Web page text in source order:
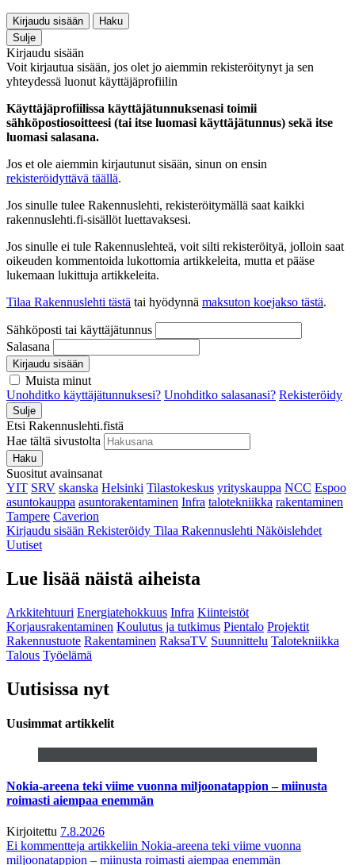
Kirjaudu sisään
Haku
Sulje
Kirjaudu sisään
Voit kirjautua sisään, jos olet jo aiemmin rekisteröitynyt ja sen
yhteydessä luonut käyttäjäprofiilin
Käyttäjäprofiilissa käyttäjätunnuksenasi toimii
sähköpostiosoitteesi (tai itse luomasi käyttäjätunnus) sekä itse
luomasi salasana.
Jos et ole aiemmin kirjautunut sisään, sinun on ensin
rekisteröidyttävä täällä.
Jos sinulle tulee Rakennuslehti, rekisteröitymällä saat kaikki
rakennuslehti.fi-sisällöt luettavaksesi.
Jos sinulle ei tule Rakennuslehteä, voit silti rekisteröityä, jolloin saat
oikeuden kommentoida lukottomia artikkeleita, mutta et pääse
lukemaan lukittuja artikkeleita.
Tilaa Rakennuslehti tästä tai hyödynnä maksuton koejakso tästä.
Sähköposti tai käyttäjätunnus
Salasana
Kirjaudu sisään
Muista minut
Unohditko käyttäjätunnuksesi? Unohditko salasanasi? Rekisteröidy
Sulje
Etsi Rakennuslehti.fistä
Hae tältä sivustolta
Haku
Suositut avainsanat
YIT SRV skanska Helsinki Tilastokeskus yrityskauppa NCC Espoo
asuntokauppa asuntorakentaminen Infra talotekniikka rakentaminen
Tampere Caverion
Kirjaudu sisään Rekisteröidy Tilaa Rakennuslehti Näköislehdet
Uutiset
Lue lisää näistä aiheista
Arkkitehtuuri Energiatehokkuus Infra Kiinteistöt
Korjausrakentaminen Koulutus ja tutkimus Pientalo Projektit
Rakennustuote Rakentaminen RaksaTV Suunnittelu Talotekniikka
Talous Työelämä
Uutisissa nyt
Uusimmat artikkelit
Nokia-areena teki viime vuonna miljoonatappion – miinusta
roimasti aiempaa enemmän
Kirjoitettu 7.8.2026
Ei kommentteja artikkeliin Nokia-areena teki viime vuonna
miljoonatappion – miinusta roimasti aiempaa enemmän